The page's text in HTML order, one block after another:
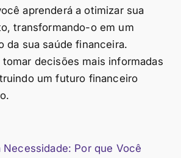
aprenderá a otimizar sua
transformando-o em um
da sua saúde financeira.
decisões mais informadas
um futuro financeiro
Necessidade: Por que Você